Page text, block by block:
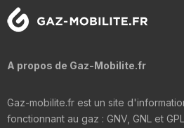
A propos de Gaz-Mobilite.fr
Gaz-mobilite.fr est un site
fonctionnant au gaz : GNV, GNL et